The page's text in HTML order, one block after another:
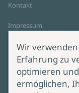
Kontakt
Impressum
Cookie-Einstellungen
AGB Online Shop
Wir
Erfahrung zu
optimieren
ermöglichen,